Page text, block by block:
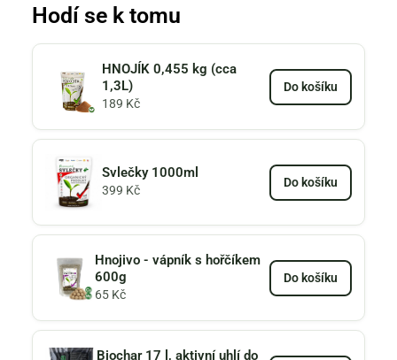
Hodí se k tomu
HNOJÍK 0,455 kg (cca
1,3L)
189 Kč
Do košíku
Svlečky 1000ml
399 Kč
Do košíku
Hnojivo - vápník s hořčíkem
600g
65 Kč
Do košíku
Biochar 17 l, aktivní uhlí do